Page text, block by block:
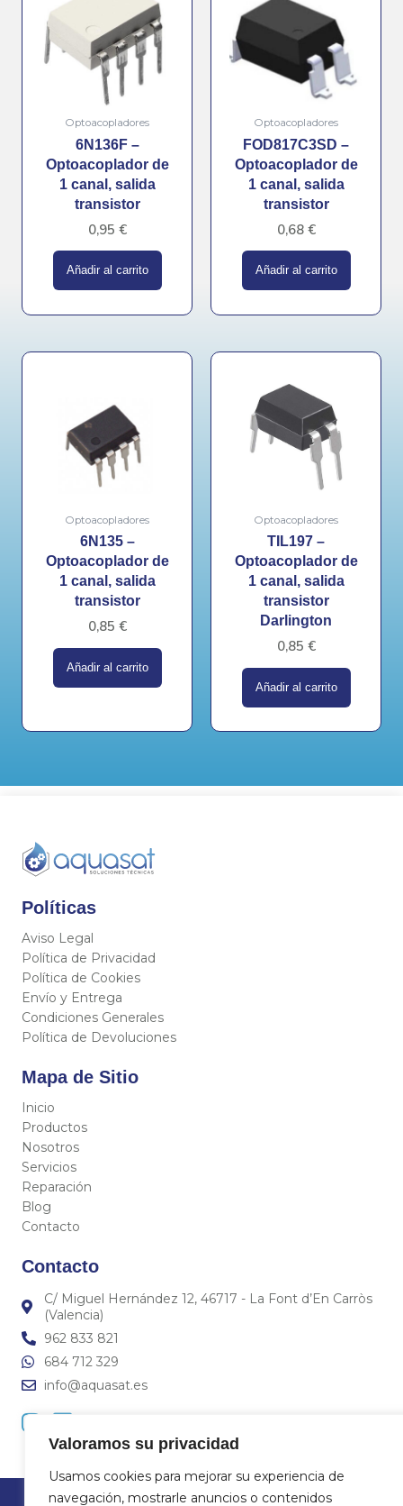
Valoramos su privacidad
Usamos cookies para mejorar su experiencia de
navegación, mostrarle anuncios o contenidos
Optoacopladores
6N136F –
Optoacoplador de
1 canal, salida
transistor
0,95 €
Añadir al carrito
Optoacopladores
FOD817C3SD –
Optoacoplador de
1 canal, salida
transistor
0,68 €
Añadir al carrito
Optoacopladores
6N135 –
Optoacoplador de
1 canal, salida
transistor
0,85 €
Añadir al carrito
Optoacopladores
TIL197 –
Optoacoplador de
1 canal, salida
transistor
Darlington
0,85 €
Añadir al carrito
Políticas
Aviso Legal
Política de Privacidad
Política de Cookies
Envío y Entrega
Condiciones Generales
Política de Devoluciones
Mapa de Sitio
Inicio
Productos
Nosotros
Servicios
Reparación
Blog
Contacto
Contacto
C/ Miguel Hernández 12, 46717 - La Font d’En Carròs
(Valencia)
962 833 821
684 712 329
info@aquasat.es
© 2023Aquasat